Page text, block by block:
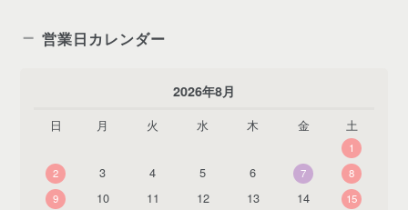
営業日カレンダー
2026年8月
日 月 火 水 木 金 土
1
2
3 4 5 6 7
8
9
10 11 12 13 14
15